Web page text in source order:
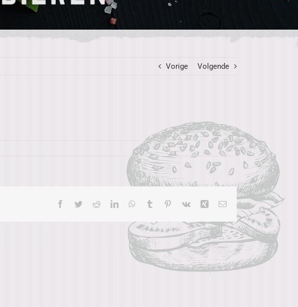
Vorige Volgende
Facebook
TwitterRedditLinkedInWhatsApp
Tumblr Pinterest
Vk Xing E-